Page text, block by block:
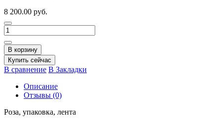
8 200.00 руб.
В корзину
Купить сейчас
В сравнение В Закладки
Описание
Отзывы (0)
Роза, упаковка, лента